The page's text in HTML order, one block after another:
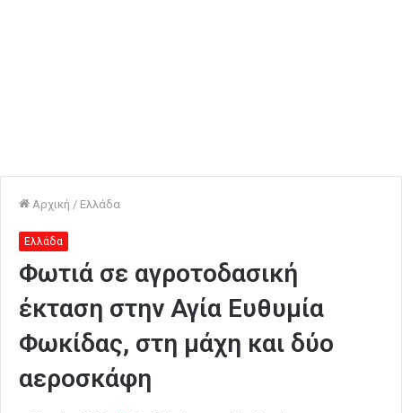
Αρχική / Ελλάδα
Ελλάδα
Φωτιά σε αγροτοδασική
έκταση στην Αγία Ευθυμία
Φωκίδας, στη μάχη και δύο
αεροσκάφη